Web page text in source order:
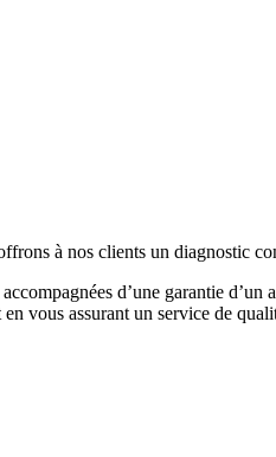
à nos clients un diagnostic
d’une garantie
vous assurant un service de